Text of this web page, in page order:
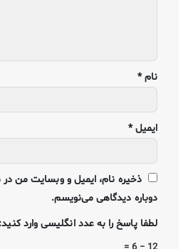
نام*
ایمیل*
ذخیره نام، ایمیل و وبسایت من در
دوباره دیدگاهی می‌نویسم.
لطفا پاسخ را به عدد انگلیسی وارد کنید: